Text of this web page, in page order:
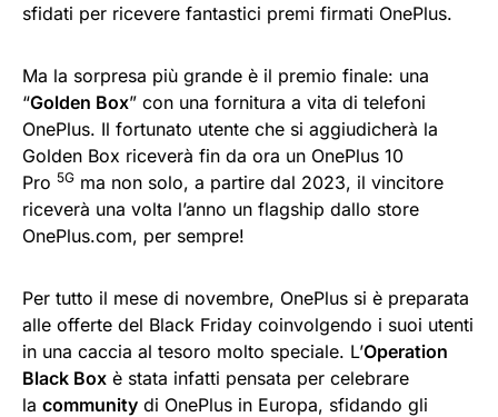
sfidati per ricevere fantastici premi firmati OnePlus.
Ma la sorpresa più grande è il premio finale: una
“Golden Box” con una fornitura a vita di telefoni
OnePlus. Il fortunato utente che si aggiudicherà la
Golden Box riceverà fin da ora un OnePlus 10
Pro 5G ma non solo, a partire dal 2023, il vincitore
riceverà una volta l’anno un flagship dallo store
OnePlus.com, per sempre!
Per tutto il mese di novembre, OnePlus si è preparata
alle offerte del Black Friday coinvolgendo i suoi utenti
in una caccia al tesoro molto speciale. L’Operation
Black Box è stata infatti pensata per celebrare
la community di OnePlus in Europa, sfidando gli